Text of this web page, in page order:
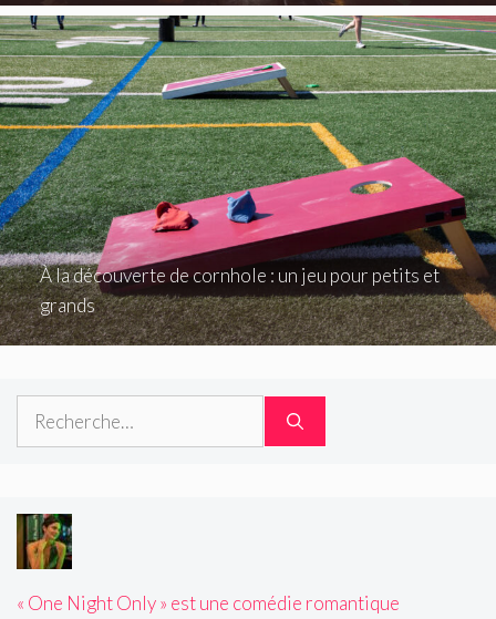
À la découverte de cornhole : un jeu pour petits et
grands
Rechercher :
« One Night Only » est une comédie romantique